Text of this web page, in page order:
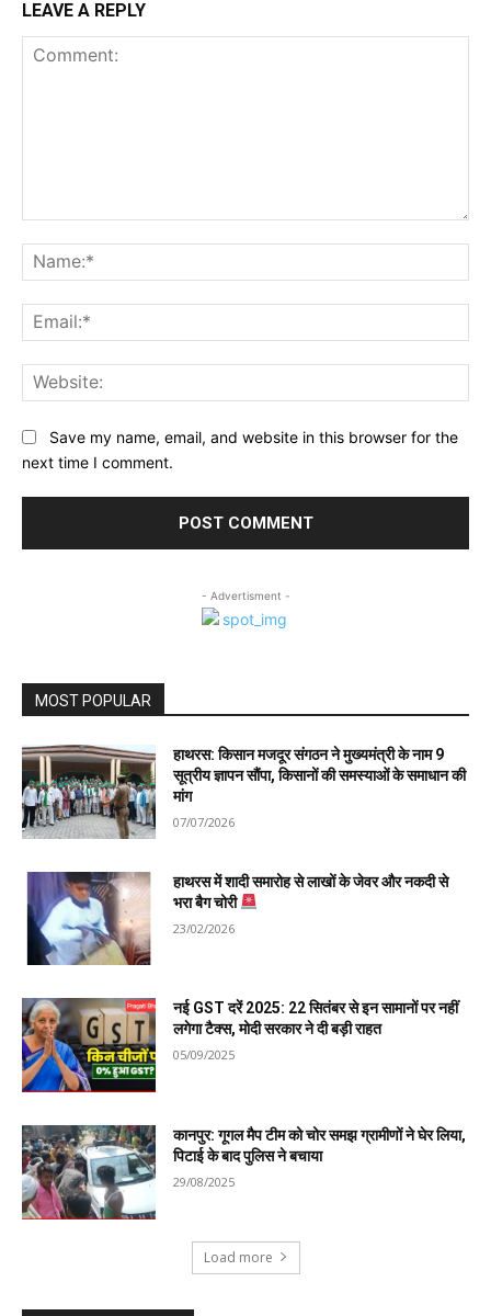
LEAVE A REPLY
Save my name, email, and website in this browser for the
next time I comment.
- Advertisment -
MOST POPULAR
हाथरस: किसान मजदूर संगठन ने मुख्यमंत्री के नाम 9
सूत्रीय ज्ञापन सौंपा, किसानों की समस्याओं के समाधान की
मांग
07/07/2026
हाथरस में शादी समारोह से लाखों के जेवर और नकदी से
भरा बैग चोरी
23/02/2026
नई GST दरें 2025: 22 सितंबर से इन सामानों पर नहीं
लगेगा टैक्स, मोदी सरकार ने दी बड़ी राहत
05/09/2025
कानपुर: गूगल मैप टीम को चोर समझ ग्रामीणों ने घेर लिया,
पिटाई के बाद पुलिस ने बचाया
29/08/2025
Load more